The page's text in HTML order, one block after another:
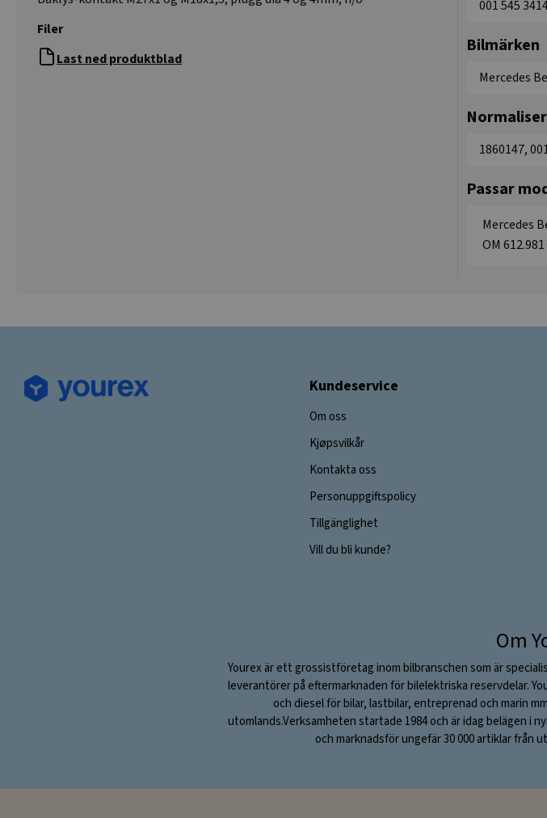
Filer
Last ned produktblad
001 545
Bilmärken
Mercedes
1860147,
Passar
Mercedes
OM
Kundeservice
Om oss
Kjøpsvilkår
Kontakta oss
Personuppgiftspolicy
Tillgänglighet
Vill du bli kunde?
Om
Yourex är ett grossistföretag inom bilbranschen som är
leverantörer på eftermarknaden för bilelektriska reservdelar.
och diesel för bilar, lastbilar, entreprenad och marin
utomlands.Verksamheten startade 1984 och är idag belägen i
och marknadsför ungefär 30 000 artiklar från